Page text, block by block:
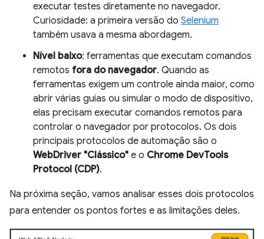
executar testes diretamente no navegador.
Curiosidade: a primeira versão do Selenium
também usava a mesma abordagem.
Nível baixo: ferramentas que executam comandos
remotos fora do navegador. Quando as
ferramentas exigem um controle ainda maior, como
abrir várias guias ou simular o modo de dispositivo,
elas precisam executar comandos remotos para
controlar o navegador por protocolos. Os dois
principais protocolos de automação são o
WebDriver "Clássico" e o Chrome DevTools
Protocol (CDP).
Na próxima seção, vamos analisar esses dois protocolos
para entender os pontos fortes e as limitações deles.